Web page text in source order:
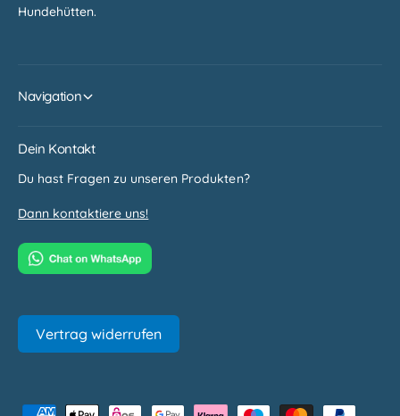
Hundehütten.
Navigation
Dein Kontakt
Du hast Fragen zu unseren Produkten?
Dann kontaktiere uns!
Vertrag widerrufen